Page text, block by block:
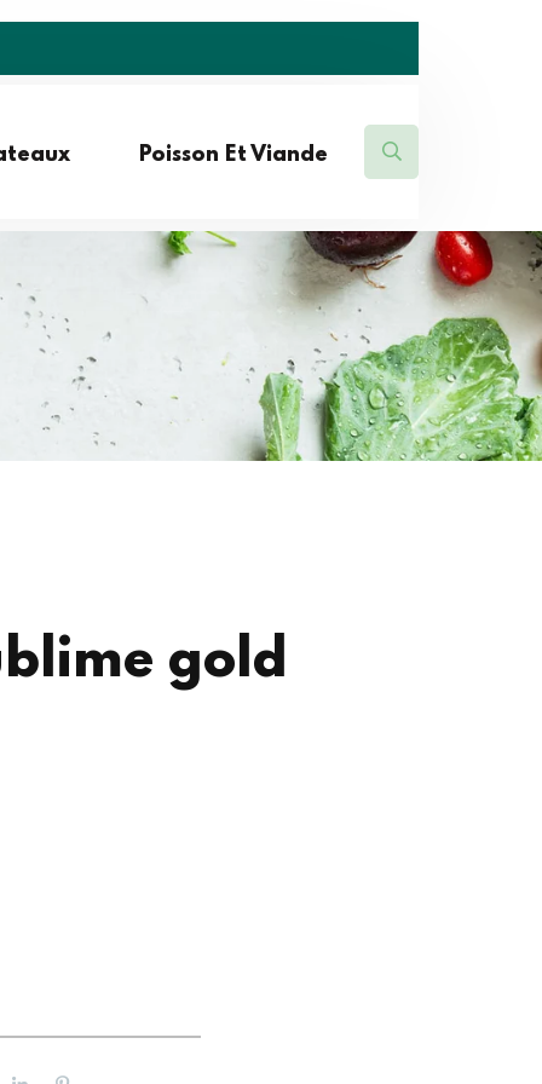
Poisson Et Viande
gold